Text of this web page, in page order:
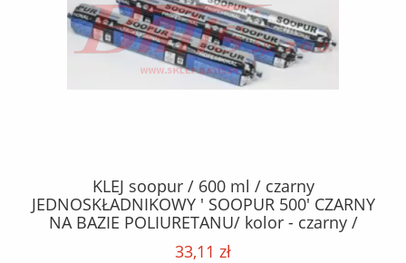
KLEJ soopur / 600 ml / czarny
JEDNOSKŁADNIKOWY ' SOOPUR 500' CZARNY
NA BAZIE POLIURETANU/ kolor - czarny /
karton 20 szt. / pistolet do kleju 307730 /
33,11 zł